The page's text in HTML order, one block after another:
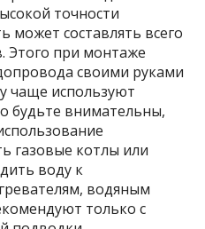
точности
может составлять всего
Этого при монтаже
своими руками
чаще используют
будьте внимательны,
газовые котлы или
воду к
водяным
только с